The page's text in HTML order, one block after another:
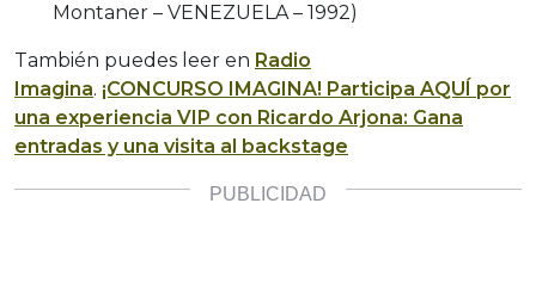
Montaner – VENEZUELA – 1992)
También puedes leer en Radio
Imagina. ¡CONCURSO IMAGINA! Participa AQUÍ por
una experiencia VIP con Ricardo Arjona: Gana
entradas y una visita al backstage